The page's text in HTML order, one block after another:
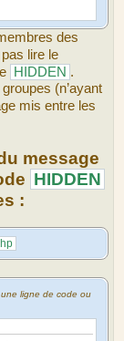
des
lire le
HIDDEN .
(n’ayant
mis entre les
message
HIDDEN
:
ligne de code ou